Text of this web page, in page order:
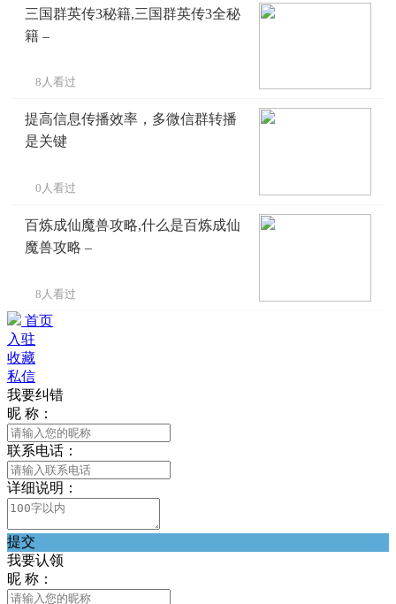
三国群英传3秘籍,三国群英传3全秘
籍 –
8人看过
提高信息传播效率，多微信群转播
是关键
0人看过
百炼成仙魔兽攻略,什么是百炼成仙
魔兽攻略 –
8人看过
首页
入驻
收藏
私信
我要纠错
昵 称：
联系电话：
详细说明：
提交
我要认领
昵 称：